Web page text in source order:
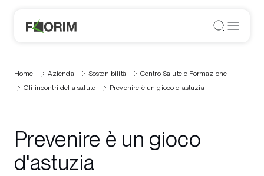
Home Azienda Sostenibilità
Centro Salute e Formazione
Gli incontri della salute
Prevenire è un gioco d'astuzia
Prevenire è un gioco
d'astuzia